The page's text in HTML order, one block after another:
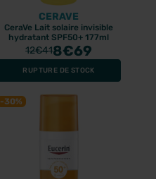
CERAVE
CeraVe Lait solaire invisible
hydratant SPF50+ 177ml
12€418€69
RUPTURE DE STOCK
-30%